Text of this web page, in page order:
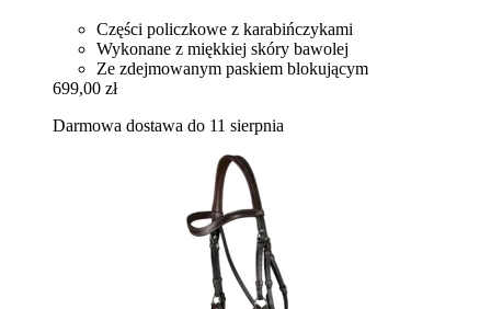
Części policzkowe z karabińczykami
Wykonane z miękkiej skóry bawolej
Ze zdejmowanym paskiem blokującym
699,00 zł
Darmowa dostawa do 11 sierpnia